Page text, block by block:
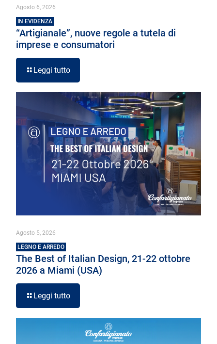
Agosto 6, 2026
IN EVIDENZA
“Artigianale”, nuove regole a tutela di
imprese e consumatori
Leggi tutto
Agosto 5, 2026
LEGNO E ARREDO
The Best of Italian Design, 21-22 ottobre
2026 a Miami (USA)
Leggi tutto